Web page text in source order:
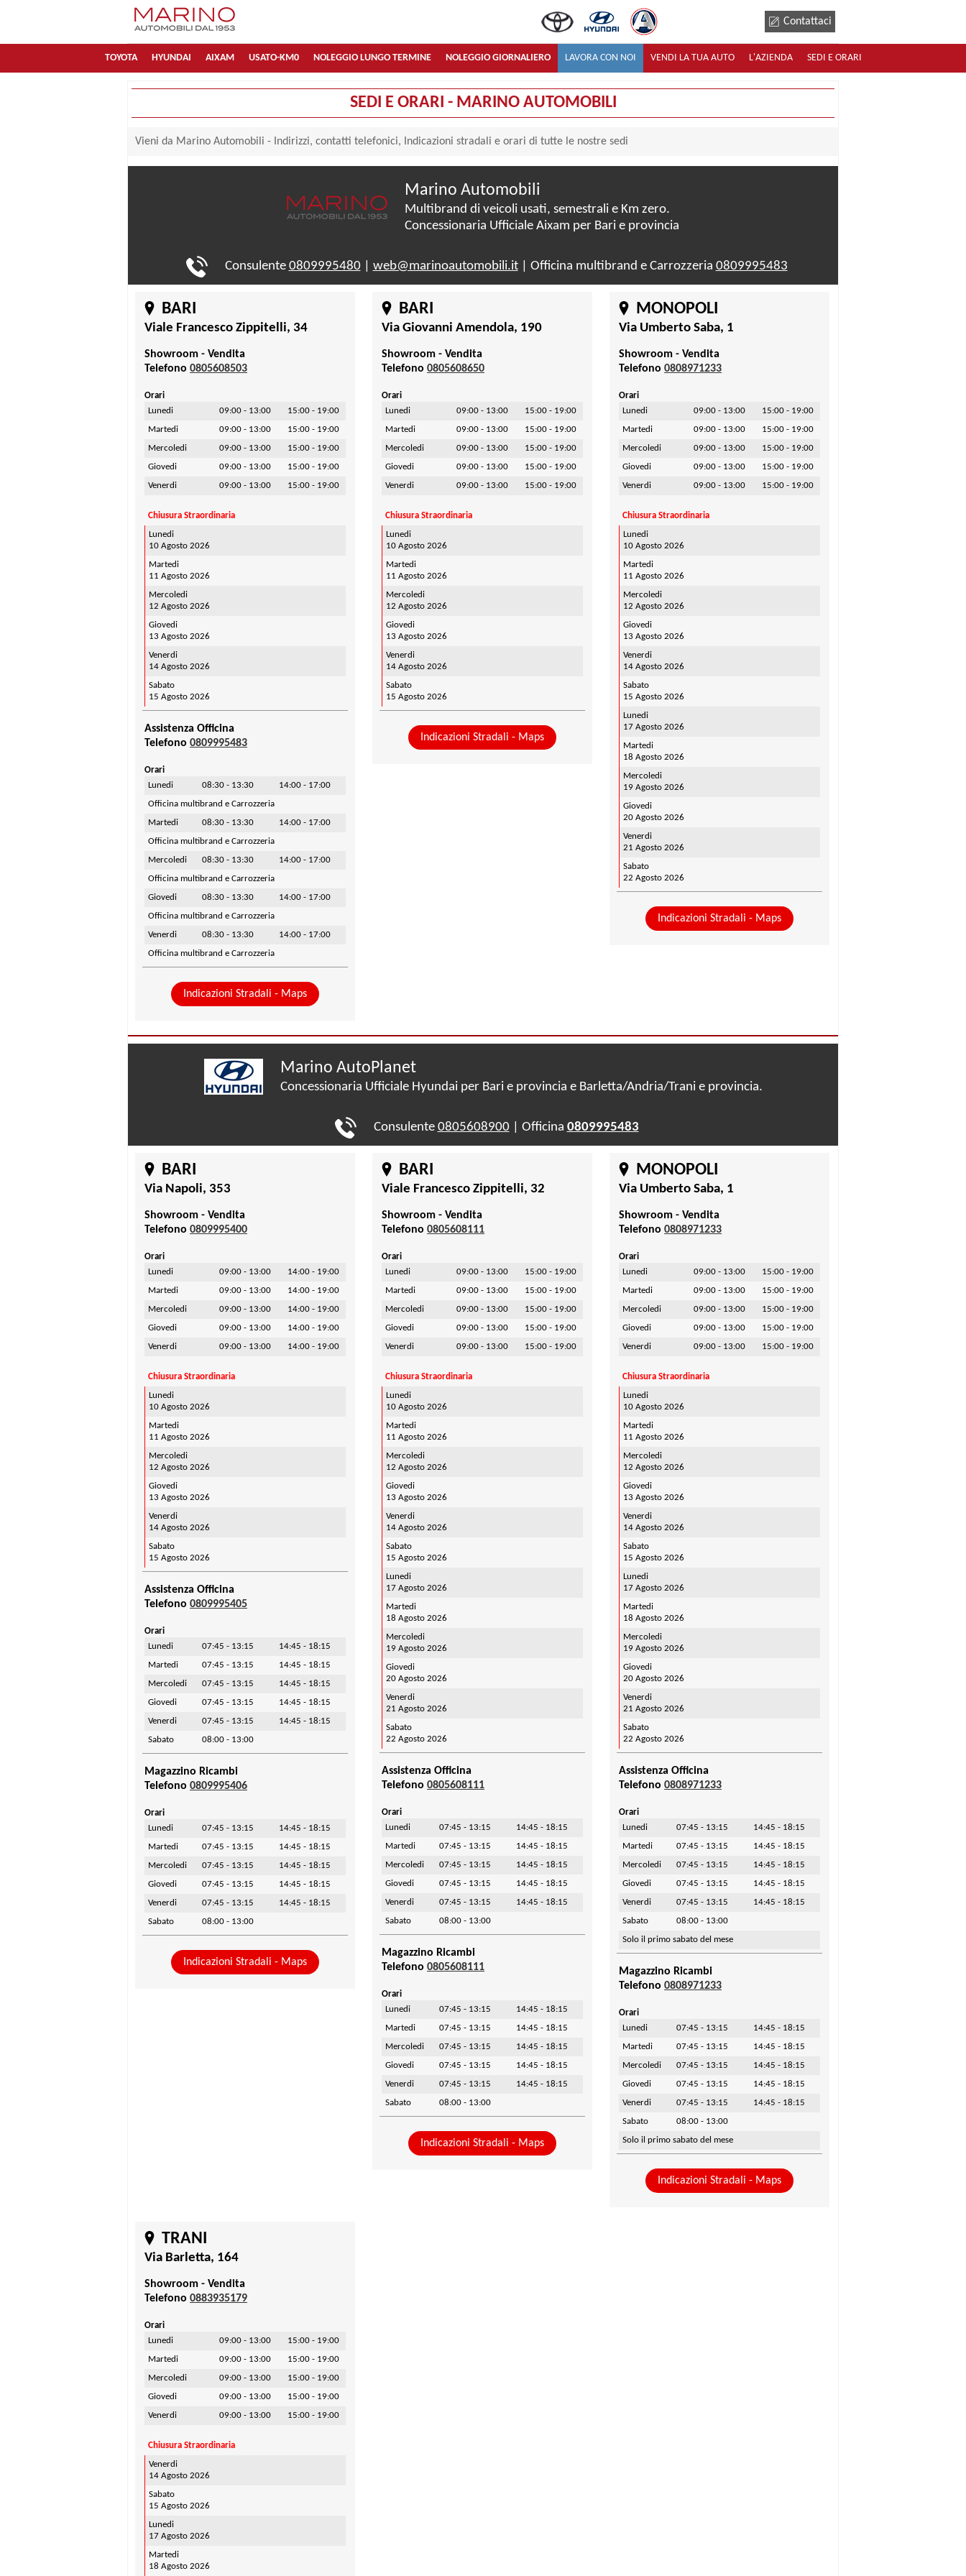
Contattaci
TOYOTA HYUNDAI AIXAM USATO-KM0 NOLEGGIO LUNGO TERMINE NOLEGGIO GIORNALIERO LAVORA CON NOI VENDI LA TUA AUTO L'AZIENDA SEDI E ORARI
SEDI E ORARI - MARINO AUTOMOBILI
Vieni da Marino Automobili - Indirizzi, contatti telefonici, Indicazioni stradali e orari di tutte le nostre sedi
Marino Automobili
Multibrand di veicoli usati, semestrali e Km zero.
Concessionaria Ufficiale Aixam per Bari e provincia
Consulente 0809995480 web@marinoautomobili.it| Officina multibrand e Carrozzeria 0809995483
BARI
Viale Francesco Zippitelli, 34
Showroom - Vendita
Telefono 0805608503
Orari
Lunedi
09:00 - 13:00
15:00 - 19:00
Martedi
09:00 - 13:00
15:00 - 19:00
Mercoledi
09:00 - 13:00
15:00 - 19:00
Giovedi
09:00 - 13:00
15:00 - 19:00
Venerdi
09:00 - 13:00 15:00 - 19:00
Chiusura Straordinaria
Lunedi
10 Agosto 2026
Martedi
11 Agosto 2026
Mercoledi
12 Agosto 2026
Giovedi
13 Agosto 2026
Venerdi
14 Agosto 2026
Sabato
15 Agosto 2026
Assistenza Officina
Telefono 0809995483
Orari
Lunedi
08:30 - 13:30
14:00 - 17:00
Officina multibrand e Carrozzeria
Martedi
08:30 - 13:30
14:00 - 17:00
Officina multibrand e Carrozzeria
Mercoledi
08:30 - 13:30
14:00 - 17:00
Officina multibrand e Carrozzeria
Giovedi
08:30 - 13:30
14:00 - 17:00
Officina multibrand e Carrozzeria
Venerdi
08:30 - 13:30
14:00 - 17:00
Officina multibrand e Carrozzeria
Indicazioni Stradali - Maps
BARI
Via Giovanni Amendola, 190
Showroom - Vendita
Telefono0805608650
Orari
Lunedi
09:00 - 13:00
15:00 - 19:00
Martedi
09:00 - 13:00
15:00 - 19:00
Mercoledi
09:00 - 13:00
15:00 - 19:00
Giovedi
09:00 - 13:00
15:00 - 19:00
Venerdi
09:00 - 13:00 15:00 - 19:00
Chiusura Straordinaria
Lunedi
10 Agosto 2026
Martedi
11 Agosto 2026
Mercoledi
12 Agosto 2026
Giovedi
13 Agosto 2026
Venerdi
14 Agosto 2026
Sabato
15 Agosto 2026
Indicazioni Stradali - Maps
MONOPOLI
Via Umberto Saba, 1
Showroom - Vendita
Telefono0808971233
Orari
Lunedi
09:00 - 13:00
15:00 - 19:00
Martedi
09:00 - 13:00
15:00 - 19:00
Mercoledi
09:00 - 13:00
15:00 - 19:00
Giovedi
09:00 - 13:00
15:00 - 19:00
Venerdi
09:00 - 13:00 15:00 - 19:00
Chiusura Straordinaria
Lunedi
10 Agosto 2026
Martedi
11 Agosto 2026
Mercoledi
12 Agosto 2026
Giovedi
13 Agosto 2026
Venerdi
14 Agosto 2026
Sabato
15 Agosto 2026
Lunedi
17 Agosto 2026
Martedi
18 Agosto 2026
Mercoledi
19 Agosto 2026
Giovedi
20 Agosto 2026
Venerdi
21 Agosto 2026
Sabato
22 Agosto 2026
Indicazioni Stradali - Maps
Marino AutoPlanet
Concessionaria Ufficiale Hyundai per Bari e provincia e Barletta/Andria/Trani e provincia.
Consulente 0805608900 | Officina 0809995483
BARI
Via Napoli, 353
Showroom - Vendita
Telefono 0809995400
Orari
Lunedi
09:00 - 13:00
14:00 - 19:00
Martedi
09:00 - 13:00
14:00 - 19:00
Mercoledi
09:00 - 13:00
14:00 - 19:00
Giovedi
09:00 - 13:00
14:00 - 19:00
Venerdi
09:00 - 13:00 14:00 - 19:00
Chiusura Straordinaria
Lunedi
10 Agosto 2026
Martedi
11 Agosto 2026
Mercoledi
12 Agosto 2026
Giovedi
13 Agosto 2026
Venerdi
14 Agosto 2026
Sabato
15 Agosto 2026
Assistenza Officina
Telefono 0809995405
Orari
Lunedi
07:45 - 13:15
14:45 - 18:15
Martedi
07:45 - 13:15
14:45 - 18:15
Mercoledi
07:45 - 13:15
14:45 - 18:15
Giovedi
07:45 - 13:15
14:45 - 18:15
Venerdi
07:45 - 13:15
14:45 - 18:15
Sabato
08:00 - 13:00
Magazzino Ricambi
Telefono 0809995406
Orari
Lunedi
07:45 - 13:15
14:45 - 18:15
Martedi
07:45 - 13:15
14:45 - 18:15
Mercoledi
07:45 - 13:15
14:45 - 18:15
Giovedi
07:45 - 13:15
14:45 - 18:15
Venerdi
07:45 - 13:15
14:45 - 18:15
Sabato
08:00 - 13:00
Indicazioni Stradali - Maps
BARI
Viale Francesco Zippitelli, 32
Showroom - Vendita
Telefono0805608111
Orari
Lunedi
09:00 - 13:00
15:00 - 19:00
Martedi
09:00 - 13:00
15:00 - 19:00
Mercoledi
09:00 - 13:00
15:00 - 19:00
Giovedi
09:00 - 13:00
15:00 - 19:00
Venerdi
09:00 - 13:00 15:00 - 19:00
Chiusura Straordinaria
Lunedi
10 Agosto 2026
Martedi
11 Agosto 2026
Mercoledi
12 Agosto 2026
Giovedi
13 Agosto 2026
Venerdi
14 Agosto 2026
Sabato
15 Agosto 2026
Lunedi
17 Agosto 2026
Martedi
18 Agosto 2026
Mercoledi
19 Agosto 2026
Giovedi
20 Agosto 2026
Venerdi
21 Agosto 2026
Sabato
22 Agosto 2026
Assistenza Officina
Telefono0805608111
Orari
Lunedi
07:45 - 13:15
14:45 - 18:15
Martedi
07:45 - 13:15
14:45 - 18:15
Mercoledi
07:45 - 13:15
14:45 - 18:15
Giovedi
07:45 - 13:15
14:45 - 18:15
Venerdi
07:45 - 13:15
14:45 - 18:15
Sabato
08:00 - 13:00
Magazzino Ricambi
Telefono0805608111
Orari
Lunedi
07:45 - 13:15
14:45 - 18:15
Martedi
07:45 - 13:15
14:45 - 18:15
Mercoledi
07:45 - 13:15
14:45 - 18:15
Giovedi
07:45 - 13:15
14:45 - 18:15
Venerdi
07:45 - 13:15
14:45 - 18:15
Sabato
08:00 - 13:00
Indicazioni Stradali - Maps
MONOPOLI
Via Umberto Saba, 1
Showroom - Vendita
Telefono0808971233
Orari
Lunedi
09:00 - 13:00
15:00 - 19:00
Martedi
09:00 - 13:00
15:00 - 19:00
Mercoledi
09:00 - 13:00
15:00 - 19:00
Giovedi
09:00 - 13:00
15:00 - 19:00
Venerdi
09:00 - 13:00 15:00 - 19:00
Chiusura Straordinaria
Lunedi
10 Agosto 2026
Martedi
11 Agosto 2026
Mercoledi
12 Agosto 2026
Giovedi
13 Agosto 2026
Venerdi
14 Agosto 2026
Sabato
15 Agosto 2026
Lunedi
17 Agosto 2026
Martedi
18 Agosto 2026
Mercoledi
19 Agosto 2026
Giovedi
20 Agosto 2026
Venerdi
21 Agosto 2026
Sabato
22 Agosto 2026
Assistenza Officina
Telefono0808971233
Orari
Lunedi
07:45 - 13:15
14:45 - 18:15
Martedi
07:45 - 13:15
14:45 - 18:15
Mercoledi
07:45 - 13:15
14:45 - 18:15
Giovedi
07:45 - 13:15
14:45 - 18:15
Venerdi
07:45 - 13:15
14:45 - 18:15
Sabato
08:00 - 13:00
Solo il primo sabato del mese
Magazzino Ricambi
Telefono0808971233
Orari
Lunedi
07:45 - 13:15
14:45 - 18:15
Martedi
07:45 - 13:15
14:45 - 18:15
Mercoledi
07:45 - 13:15
14:45 - 18:15
Giovedi
07:45 - 13:15
14:45 - 18:15
Venerdi
07:45 - 13:15
14:45 - 18:15
Sabato
08:00 - 13:00
Solo il primo sabato del mese
Indicazioni Stradali - Maps
TRANI
Via Barletta, 164
Showroom - Vendita
Telefono 0883935179
Orari
Lunedi
09:00 - 13:00
15:00 - 19:00
Martedi
09:00 - 13:00
15:00 - 19:00
Mercoledi
09:00 - 13:00
15:00 - 19:00
Giovedi
09:00 - 13:00
15:00 - 19:00
Venerdi
09:00 - 13:00 15:00 - 19:00
Chiusura Straordinaria
Venerdi
14 Agosto 2026
Sabato
15 Agosto 2026
Lunedi
17 Agosto 2026
Martedi
18 Agosto 2026